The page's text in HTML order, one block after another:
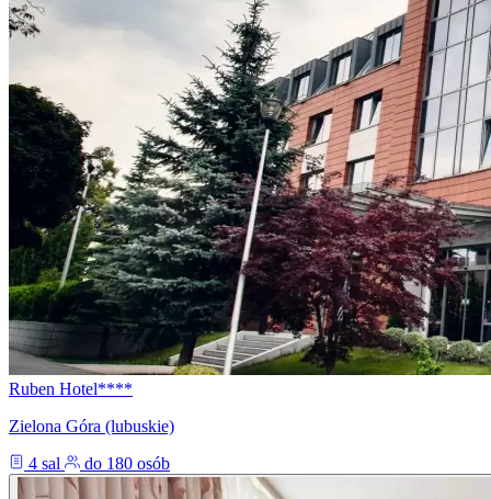
Ruben Hotel****
Zielona Góra (lubuskie)
4 sal
do 180 osób